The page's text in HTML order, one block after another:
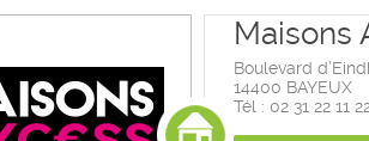
Maisons
Boulevard
14400 BAYEUX
Tél : 02 31 22 11